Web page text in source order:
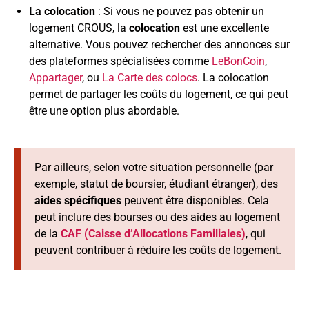
La colocation : Si vous ne pouvez pas obtenir un
logement CROUS, la colocation est une excellente
alternative. Vous pouvez rechercher des annonces sur
des plateformes spécialisées comme LeBonCoin,
Appartager, ou La Carte des colocs. La colocation
permet de partager les coûts du logement, ce qui peut
être une option plus abordable.
Par ailleurs, selon votre situation personnelle (par
exemple, statut de boursier, étudiant étranger), des
aides spécifiques peuvent être disponibles. Cela
peut inclure des bourses ou des aides au logement
de la CAF (Caisse d’Allocations Familiales), qui
peuvent contribuer à réduire les coûts de logement.